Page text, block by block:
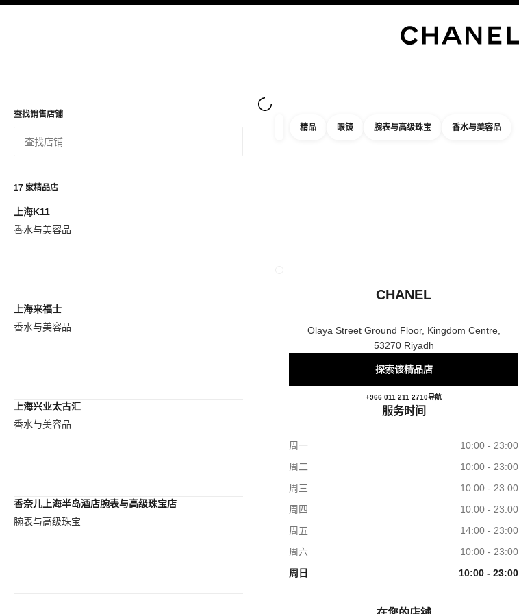
查找销售店铺
17 家精品店
查看筛选条件
上海K11
香水与美容品
上海来福士
香水与美容品
上海兴业太古汇
香水与美容品
香奈儿上海半岛酒店腕表与高级珠宝店
腕表与高级珠宝
CHANEL
Olaya Street Ground Floor, Kingdom Centre,
53270 Riyadh
探索该精品店
电话
+966 011 211 2710导航CHANEL
服务时间
周一
10:00 - 23:00
周二
10:00 - 23:00
周三
10:00 - 23:00
周四
10:00 - 23:00
周五
14:00 - 23:00
周六
10:00 - 23:00
周日
10:00 - 23:00
筛选条件
筛选结果依据：
精品 眼镜 腕表与高级珠宝 香水与美容品